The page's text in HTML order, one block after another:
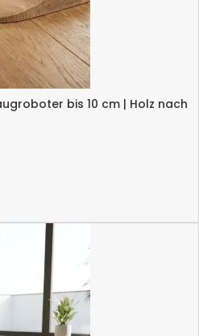
bis 10 cm | Holz nach